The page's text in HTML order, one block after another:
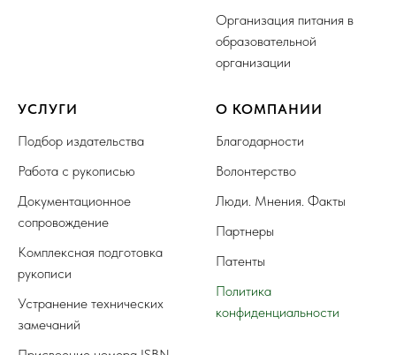
Организация питания в
образовательной
организации
УСЛУГИ
Подбор издательства
Работа с рукописью
Документационное
сопровождение
Комплексная подготовка
рукописи
Устранение технических
замечаний
О КОМПАНИИ
Благодарности
Волонтерство
Люди. Мнения. Факты
Партнеры
Патенты
Политика
конфиденциальности